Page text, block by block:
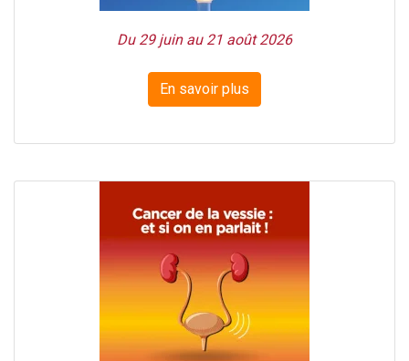
Du 29 juin au 21 août 2026
En savoir plus